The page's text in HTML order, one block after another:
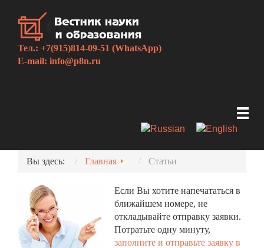
Тел.: +7(915)814-09-51 (WhatsApp)
E-mail: info@p8n.ru
Вы здесь: Главная Статьи
Если Вы хотите напечататься в
ближайшем номере, не
откладывайте отправку заявки.
Потратьте одну минуту,
заполните и отправьте заявку в